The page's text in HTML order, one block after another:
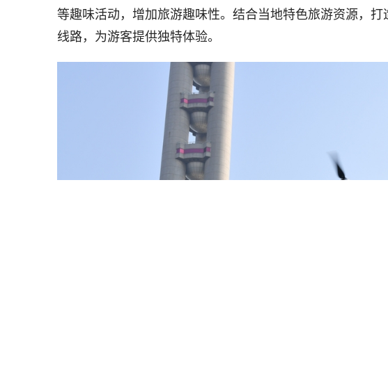
等趣味活动，增加旅游趣味性。结合当地特色旅游资源，
线路，为游客提供独特体验。